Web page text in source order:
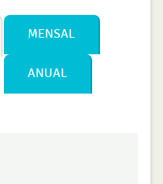
MENSAL
ANUAL